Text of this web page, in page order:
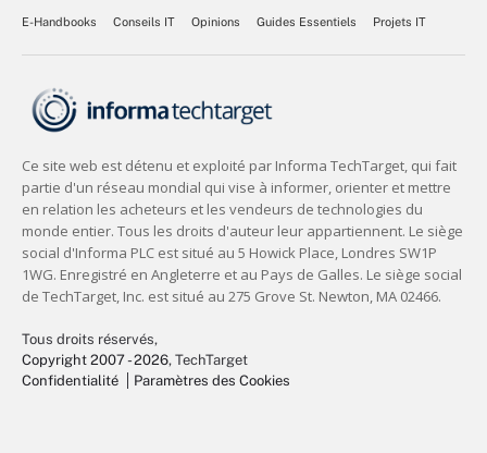
E-Handbooks Conseils IT Opinions Guides Essentiels Projets IT
Tous droits réservés,
Copyright 2007 - 2026, TechTarget
Confidentialité
Paramètres des Cookies